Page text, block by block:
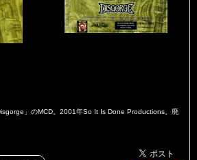
」のMCD。2001年So It Is Done Productions。廃